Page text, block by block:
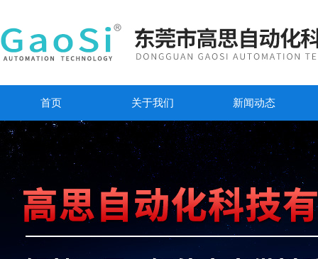
首页 关于我们 新闻动态